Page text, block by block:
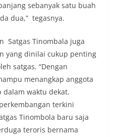
sebanyak satu buah
dua,” tegasnya.
Satgas Tinombala juga
yang dinilai cukup penting
satgas. “Dengan
menangkap anggota
dalam waktu dekat.
terkini
Tinombola baru saja
teroris bernama